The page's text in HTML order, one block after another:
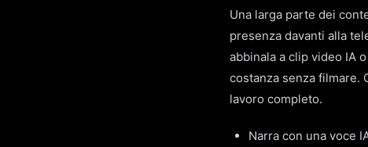
Una larga parte dei
presenza davanti alla
abbinala a clip video IA
costanza senza filmare.
lavoro completo.
Narra con una voce